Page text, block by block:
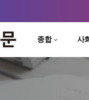
종합 사